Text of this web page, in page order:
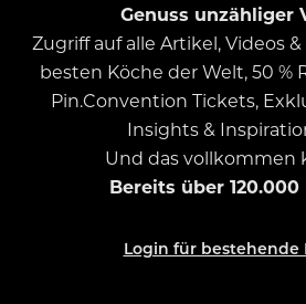
Genuss unzähliger
Zugriff auf alle Artikel, Videos
besten Köche der Welt, 50 %
Pin.Convention Tickets,
Insights &
Und das vollkommen
Bereits über 120.000
Login für bestehende